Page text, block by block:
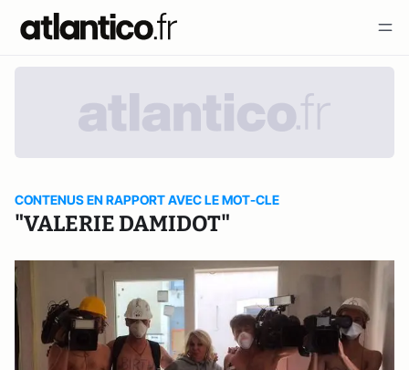
CONTENUS EN RAPPORT AVEC LE MOT-CLE
"VALERIE DAMIDOT"